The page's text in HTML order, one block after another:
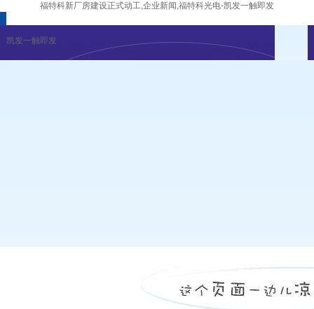
福特科新厂房建设正式动工,企业新闻,福特科光电-凯发一触即发
凯发一触即发